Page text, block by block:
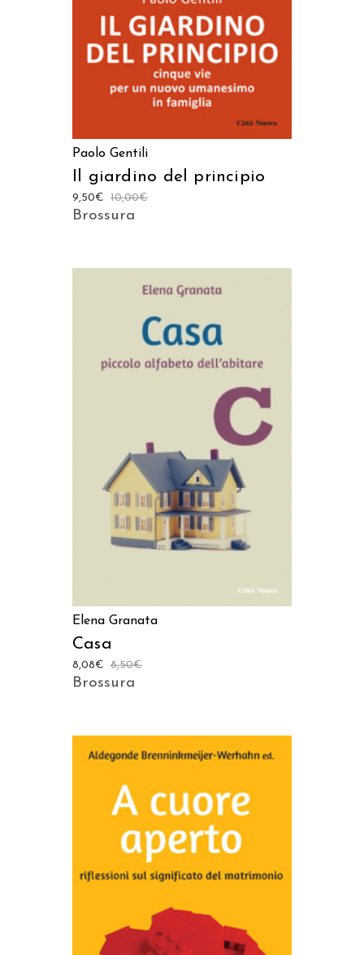
Paolo Gentili
Il giardino del principio
10,00€
9,50€
Brossura
AGGIUNGI AL CARRELLO
Elena Granata
Casa
8,50€
8,08€
Brossura
AGGIUNGI AL CARRELLO